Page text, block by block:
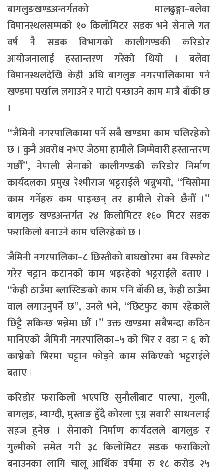
बागलुङखण्डअन्तर्गतको मालढुङ्गा–बलेवा
विमानस्थलसम्मको १० किलोमिटर सडक भने सेनाले गत
वर्ष नै सडक विभागको कालीगण्डकी करिडोर
आयोजनालाई हस्तान्तरण गरेको थियो । बलेवा
विमानस्थलदेखि केही अघि बागलुङ नगरपालिकामा पर्ने
खण्डमा पर्खाल लगाउने र माटो पन्छाउने काम मात्रै बाँकी छ
।
“जैमिनी नगरपालिकामा पर्ने सबै खण्डमा काम चलिरहेको
छ । कुनै अवरोध नभए जेठमा हामीले जिम्मेवारी हस्तान्तरण
गर्छौं”, नेपाली सेनाको कालीगण्डकी करिडोर निर्माण
कार्यदलका प्रमुख रेश्मीराज भट्टराईले भन्नुभयो, “चिसोमा
काम गर्नेहरु कम पाइन्छन् तर हामीले रोक्ने छैनौँ ।”
बागलुङ खण्डअन्तर्गत २४ किलोमिटर १६० मिटर सडक
फराकिलो बनाउने काम चलिरहेको छ ।
जैमिनी नगरपालिका–८ छिस्तीको बाघखोरमा बम विस्फोट
गरेर चट्टान कटानको काम भइरहेको भट्टराईले बताए ।
“केही ठाउँमा ब्लास्टिङको काम पनि बाँकी छ, केही ठाउँमा
वाल लगाउनुपर्ने छ”, उनले भने, “छिटफुट काम रहेकाले
छिट्टै सकिन्छ भन्नेमा छौँ ।” उक्त खण्डमा सबैभन्दा कठिन
मानिएको जैमिनी नगरपालिका–५ को भिर र वडा नं ६ को
काभ्रेको भिरमा चट्टान फोड्ने काम सकिएको भट्टराईले
बताए ।
करिडोर फराकिलो भएपछि सुनौलीबाट पाल्पा, गुल्मी,
बागलुङ, म्याग्दी, मुस्ताङ हुँदै कोरला पुग्न सवारी साधनलाई
सहज हुनेछ । सेनाको निर्माण कार्यदलले बागलुङ र
गुल्मीको समेत गरी ३८ किलोमिटर सडक फराकिलो
बनाउनका लागि चालू आर्थिक वर्षमा रु १८ करोड २५